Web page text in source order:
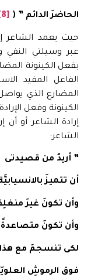
الحاضرَ الدائم ” ( [8]
حيث يعمد الشاعر
عبر وسيلتي النفي
بفعل الكينونة
الفاعل المفيد
المضارع الذي
الكينونة وفعل
إرادة الشاعر أو أن
الشاعر:
” أريدُ من قصيدتى
أن تتميزَ
وأن تكونَ غيرَ
وأن تكونَ
لكى تنسجمَ مع
فوق الرموشِ